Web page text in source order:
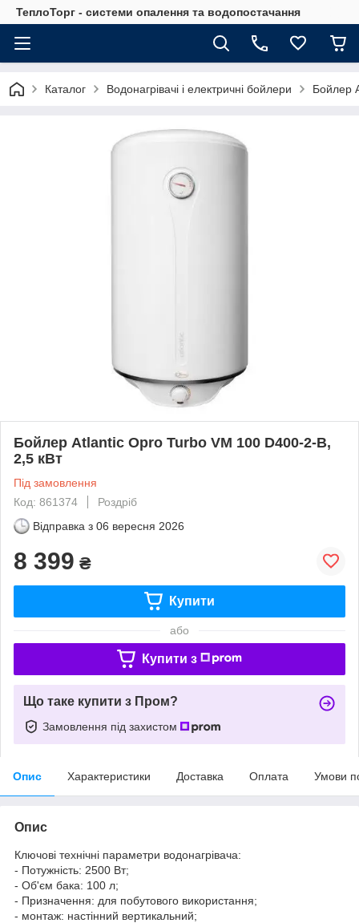
ТеплоТорг - системи опалення та водопостачання
Каталог Водонагрівачі і електричні бойлери Бойлер
Бойлер Atlantic Opro Turbo VM 100 D400-2-B,
2,5 кВт
Під замовлення
Код: 861374
Роздріб
Відправка з 06 вересня 2026
8 399 ₴
Купити
або
Купити з
Що таке купити з Пром?
Замовлення під захистом
Опис Характеристики Доставка Оплата Умови
Опис
Ключові технічні параметри водонагрівача:
- Потужність: 2500 Вт;
- Об'єм бака: 100 л;
- Призначення: для побутового використання;
- монтаж: настінний вертикальний;